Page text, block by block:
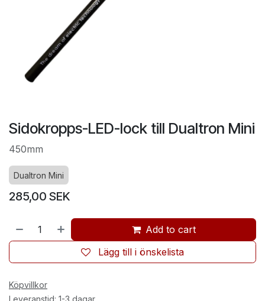
Sidokropps-LED-lock till Dualtron Mini
450mm
Dualtron Mini
285,00 SEK
Add to cart
Lägg till i önskelista
Köpvillkor
Leveranstid: 1-3 dagar